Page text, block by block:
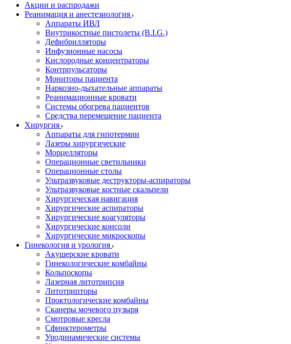
Акции и распродажи
Реанимация и анестезиология
Аппараты ИВЛ
Внутрикостные пистолеты (B.I.G.)
Дефибрилляторы
Инфузионные насосы
Кислородные концентраторы
Контрпульсаторы
Мониторы пациента
Наркозно-дыхательные аппараты
Реанимационные кровати
Системы обогрева пациентов
Средства перемещение пациента
Хирургия
Аппараты для гипотермии
Лазеры хирургические
Морцелляторы
Операционные светильники
Операционные столы
Ультразвуковые деструкторы-аспираторы
Ультразвуковые костные скальпели
Хирургическая навигация
Хирургические аспираторы
Хирургические коагуляторы
Хирургические консоли
Хирургические микроскопы
Гинекология и урология
Акушерские кровати
Гинекологические комбайны
Кольпоскопы
Лазерная литотрипсия
Литотрипторы
Проктологические комбайны
Сканеры мочевого пузыря
Смотровые кресла
Сфинктерометры
Уродинамические системы